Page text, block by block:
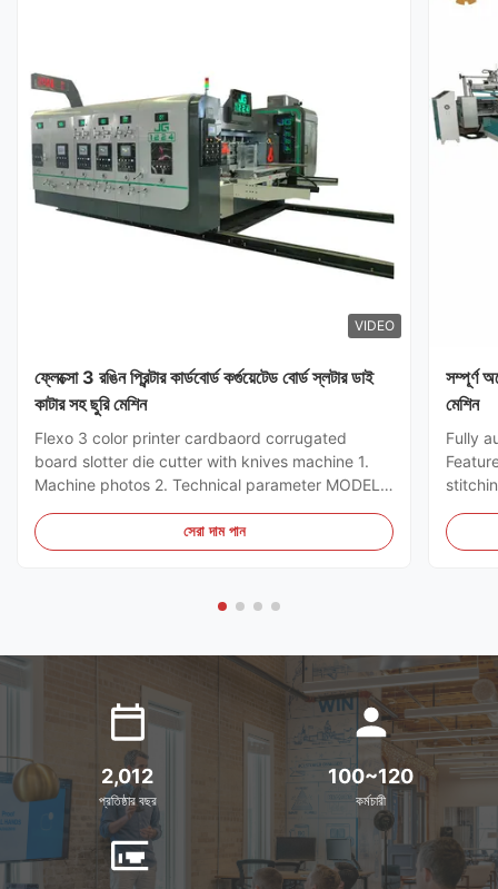
VIDEO
ফ্লেক্সো 3 রঙিন প্রিন্টার কার্ডবোর্ড কর্গুয়েটেড বোর্ড স্লটার ডাই
কাটার সহ ছুরি মেশিন
Flexo 3 color printer cardbaord corrugated
board slotter die cutter with knives machine 1.
Machine photos 2. Technical parameter MODEL
COLOR 4 COLOR MNACHINE SIZE WALL BOARD
TO WALL BOARD SIZE
MACHINE DESIGN SPEED 200PCS ...
সেরা দাম পান
সম্পূর্ণ
মেশিন
Fully
the
can
2,012
প্রতিষ্ঠার বছর
100~120
কর্মচারী